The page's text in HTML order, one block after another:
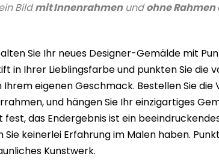
Produktbewertung
von
5
Sternen.
Bildmit Innenrahmenundohne
Sie Ihr neues Designer-Gemälde mit
in Ihrer Lieblingsfarbe und punkten Sie die
Ihrem eigenen Geschmack. Bestellen Sie die
und hängen Sie Ihr einzigartiges
fest, das Endergebnis ist ein
Sie keinerlei Erfahrung im Malen haben.
Kunstwerk.